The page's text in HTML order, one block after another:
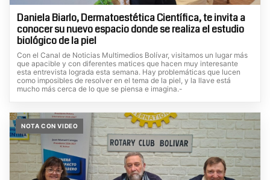
Daniela Biarlo, Dermatoestética Científica, te invita a
conocer su nuevo espacio donde se realiza el estudio
biológico de la piel
Con el Canal de Noticias Multimedios Bolívar, visitamos un lugar más
que apacible y con diferentes matices que hacen muy interesante
esta entrevista lograda esta semana. Hay problemáticas que lucen
como imposibles de resolver en el tema de la piel, y la llave está
mucho más cerca de lo que se piensa e imagina.-
NOTA CON VIDEO